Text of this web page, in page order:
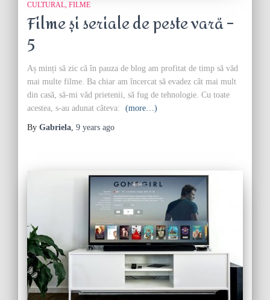
CULTURAL FILME
Filme și seriale de peste vară –
5
Aș minți să zic că în pauza de blog am profitat de timp să văd
mai multe filme. Ba chiar am încercat să evadez cât mai mult
din casă, să-mi văd prietenii, să fug de tehnologie. Cu toate
acestea, s-au adunat câteva:
(more…)
By Gabriela, 9 years ago